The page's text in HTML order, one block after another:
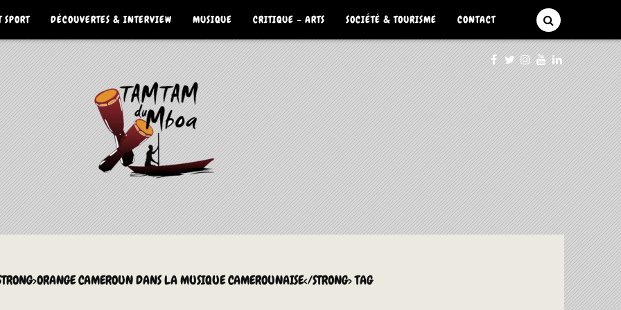
DÉCOUVERTES & INTERVIEW MUSIQUE CRITIQUE – ARTS SOCIÉTÉ & TOURISME CONTACT
CAMEROUN DANS LA MUSIQUE CAMEROUNAISE</STRONG> TAG